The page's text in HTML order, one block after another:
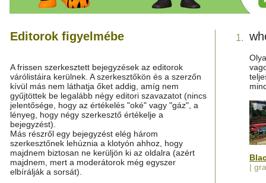
Editorok figyelmébe
A frissen szerkesztett bejegyzések az editorok
várólistáira kerülnek. A szerkesztőkön és a szerzőn
kívül más nem láthatja őket addig, amíg nem
gyűjtöttek be legalább négy editori szavazatot (nincs
jelentősége, hogy az értékelés "oké" vagy "gáz", a
lényeg, hogy négy szerkesztő értékelje a
bejegyzést).
Más részről egy bejegyzést elég három
szerkesztőnek lehúznia a klotyón ahhoz, hogy
majdnem biztosan ne kerüljön ki az oldalra (azért
majdnem, mert a moderátorok még egyszer
elbírálják a sorsát).
1.
|